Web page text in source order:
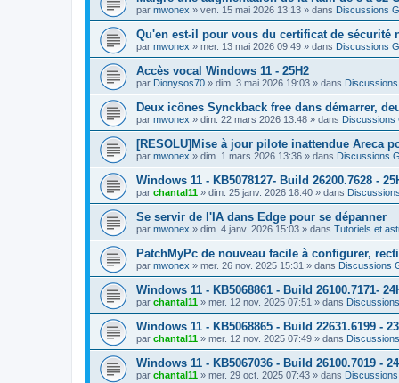
par mwonex » ven. 15 mai 2026 13:13 » dans Discussions
Qu'en est-il pour vous du certificat de sécurité
par mwonex » mer. 13 mai 2026 09:49 » dans Discussions
Accès vocal Windows 11 - 25H2
par Dionysos70 » dim. 3 mai 2026 19:03 » dans
Deux icônes Synckback free dans démarrer,
par mwonex » dim. 22 mars 2026 13:48 » dans Discussions
[RESOLU]Mise à jour pilote inattendue Areca
par mwonex » dim. 1 mars 2026 13:36 » dans Discussions
Windows 11 - KB5078127- Build 26200.7628 -
par chantal11 » dim. 25 janv. 2026 18:40 » dans
Se servir de l'IA dans Edge pour se dépanner
par mwonex » dim. 4 janv. 2026 15:03 » dans Tutoriels et
PatchMyPc de nouveau facile à configurer,
par mwonex » mer. 26 nov. 2025 15:31 » dans Discussions
Windows 11 - KB5068861 - Build 26100.7171-
par chantal11 » mer. 12 nov. 2025 07:51 » dans
Windows 11 - KB5068865 - Build 22631.6199 -
par chantal11 » mer. 12 nov. 2025 07:49 » dans
Windows 11 - KB5067036 - Build 26100.7019 -
par chantal11 » mer. 29 oct. 2025 07:43 » dans